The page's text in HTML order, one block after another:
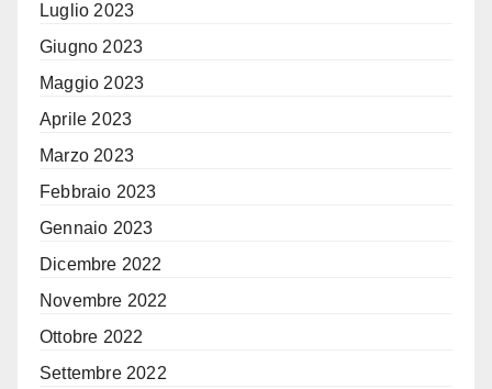
Luglio 2023
Giugno 2023
Maggio 2023
Aprile 2023
Marzo 2023
Febbraio 2023
Gennaio 2023
Dicembre 2022
Novembre 2022
Ottobre 2022
Settembre 2022